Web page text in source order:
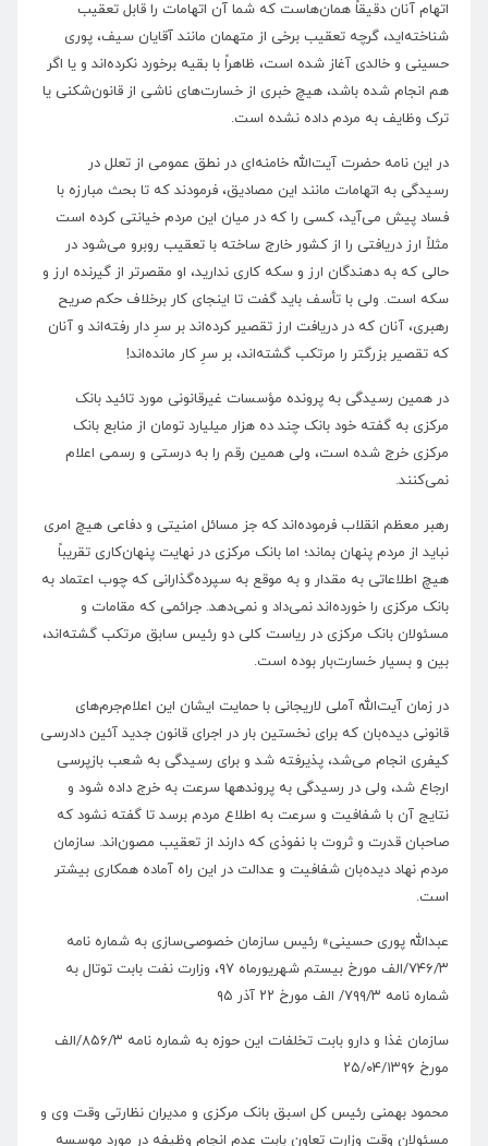
اتهام آنان دقیقاً همان‌هاست که شما آن اتهامات را قابل تعقیب
شناخته‌اید، گرچه تعقیب برخی از متهمان مانند آقایان سیف، پوری
حسینی و خالدی آغاز شده است، ظاهراً با بقیه برخورد نکرده‌اند و یا اگر
هم انجام شده باشد، هیچ خبری از خسارت‌های ناشی از قانون‌شکنی یا
ترک وظایف به مردم داده نشده است.
در این نامه حضرت آیت‌الله خامنه‌ای در نطق عمومی از تعلل در
رسیدگی به اتهامات مانند این مصادیق، فرمودند که تا بحث مبارزه با
فساد پیش می‌آید، کسی را که در میان این مردم خیانتی کرده است
مثلاً ارز دریافتی را از کشور خارج ساخته با تعقیب روبرو می‌شود در
حالی که به دهندگان ارز و سکه کاری ندارید، او مقصرتر از گیرنده ارز و
سکه است. ولی با تأسف باید گفت تا اینجای کار برخلاف حکم صریح
رهبری، آنان که در دریافت ارز تقصیر کرده‌اند بر سرِ دار رفته‌اند و آنان
که تقصیر بزرگتر را مرتکب گشته‌اند، بر سرِ کار مانده‌اند!
در همین رسیدگی به پرونده مؤسسات غیرقانونی مورد تائید بانک
مرکزی به گفته خود بانک چند ده هزار میلیارد تومان از منابع بانک
مرکزی خرج شده است، ولی همین رقم را به درستی و رسمی اعلام
نمی‌کنند.
رهبر معظم انقلاب فرموده‌اند که جز مسائل امنیتی و دفاعی هیچ امری
نباید از مردم پنهان بماند؛ اما بانک مرکزی در نهایت پنهان‌کاری تقریباً
هیچ اطلاعاتی به مقدار و به موقع به سپرده‌گذارانی که چوب اعتماد به
بانک مرکزی را خورده‌اند نمی‌داد و نمی‌دهد. جرائمی که مقامات و
مسئولان بانک مرکزی در ریاست کلی دو رئیس سابق مرتکب گشته‌اند،
بین و بسیار خسارت‌بار بوده است.
در زمان آیت‌الله آملی لاریجانی با حمایت ایشان این اعلام‌جرم‌های
قانونی دیده‌بان که برای نخستین بار در اجرای قانون جدید آئین دادرسی
کیفری انجام می‌شد، پذیرفته شد و برای رسیدگی به شعب بازپرسی
ارجاع شد، ولی در رسیدگی به پرونده­ها سرعت به خرج داده شود و
نتایج آن با شفافیت و سرعت به اطلاع مردم برسد تا گفته نشود که
صاحبان قدرت و ثروت با نفوذی که دارند از تعقیب مصون‌اند. سازمان
مردم نهاد دیده‌بان شفافیت و عدالت در این راه آماده همکاری بیشتر
است.
عبدالله پوری حسینی» رئیس سازمان خصوصی‌سازی به شماره نامه
۷۴۶/۳/الف مورخ بیستم شهریورماه ۹۷، وزارت نفت بابت توتال به
شماره نامه ۷۹۹/۳/ الف مورخ ۲۲ آذر ۹۵
سازمان غذا و دارو بابت تخلفات این حوزه به شماره نامه ۸۵۶/۳/الف
مورخ ۲۵/۰۴/۱۳۹۶
محمود بهمنی رئیس کل اسبق بانک مرکزی و مدیران نظارتی وقت وی و
مسئولان وقت وزارت تعاون بابت عدم انجام وظیفه در مورد موسسه